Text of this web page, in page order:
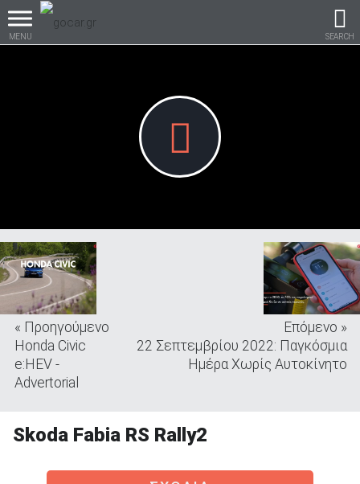
MENU SEARCH
Βρες τα πάντα για το
αυτοκίνητο!
Καινούρια
« Προηγούμενο
Honda Civic
e:HEV -
Advertorial
Επόμενο »
22 Σεπτεμβρίου 2022: Παγκόσμια
Ημέρα Χωρίς Αυτοκίνητο
Skoda Fabia RS Rally2